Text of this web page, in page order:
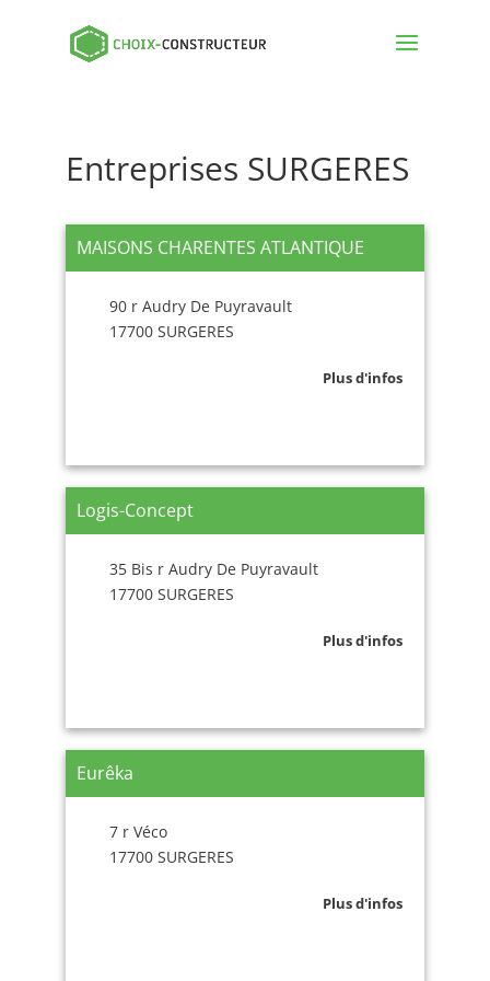
Entreprises SURGERES
MAISONS CHARENTES ATLANTIQUE
90 r Audry De Puyravault
17700 SURGERES
Plus d'infos
Logis-Concept
35 Bis r Audry De Puyravault
17700 SURGERES
Plus d'infos
Eurêka
7 r Véco
17700 SURGERES
Plus d'infos